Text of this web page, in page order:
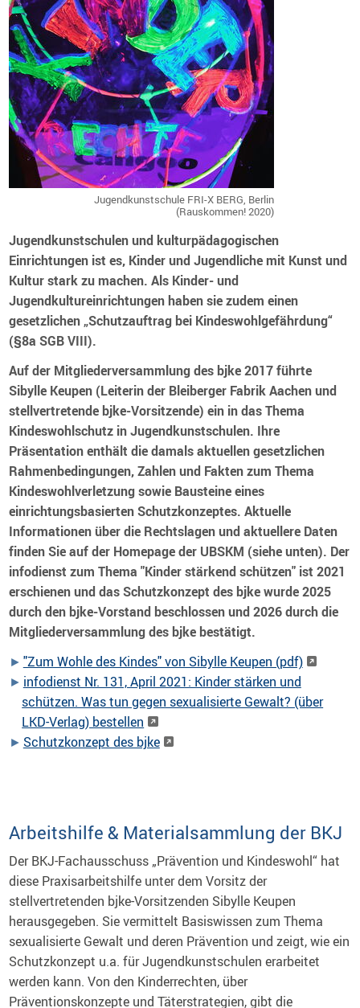
Jugendkunstschule FRI-X BERG, Berlin
(Rauskommen! 2020)
Jugendkunstschulen und kulturpädagogischen
Einrichtungen ist es, Kinder und Jugendliche mit Kunst und
Kultur stark zu machen. Als Kinder- und
Jugendkultureinrichtungen haben sie zudem einen
gesetzlichen „Schutzauftrag bei Kindeswohlgefährdung“
(§8a SGB VIII).
Auf der Mitgliederversammlung des bjke 2017 führte
Sibylle Keupen (Leiterin der Bleiberger Fabrik Aachen und
stellvertretende bjke-Vorsitzende) ein in das Thema
Kindeswohlschutz in Jugendkunstschulen. Ihre
Präsentation enthält die damals aktuellen gesetzlichen
Rahmenbedingungen, Zahlen und Fakten zum Thema
Kindeswohlverletzung sowie Bausteine eines
einrichtungsbasierten Schutzkonzeptes. Aktuelle
Informationen über die Rechtslagen und aktuellere Daten
finden Sie auf der Homepage der UBSKM (siehe unten). Der
infodienst zum Thema "Kinder stärkend schützen" ist 2021
erschienen und das Schutzkonzept des bjke wurde 2025
durch den bjke-Vorstand beschlossen und 2026 durch die
Mitgliederversammlung des bjke bestätigt.
"Zum Wohle des Kindes" von Sibylle Keupen (pdf)
infodienst Nr. 131, April 2021: Kinder stärken und
schützen. Was tun gegen sexualisierte Gewalt? (über
LKD-Verlag) bestellen
Schutzkonzept des bjke
Arbeitshilfe & Materialsammlung der BKJ
Der BKJ-Fachausschuss „Prävention und Kindeswohl“ hat
diese Praxisarbeitshilfe unter dem Vorsitz der
stellvertretenden bjke-Vorsitzenden Sibylle Keupen
herausgegeben. Sie vermittelt Basiswissen zum Thema
sexualisierte Gewalt und deren Prävention und zeigt, wie ein
Schutzkonzept u.a. für Jugendkunstschulen erarbeitet
werden kann. Von den Kinderrechten, über
Präventionskonzepte und Täterstrategien, gibt die